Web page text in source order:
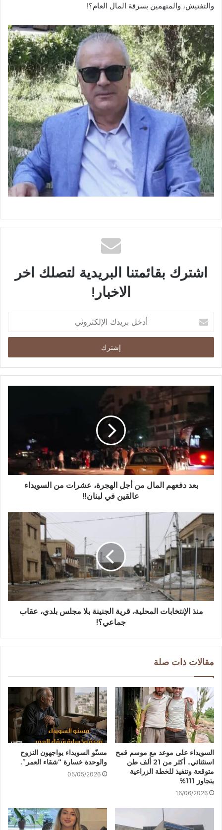
والتفتيش، والمتهمين بسرقة المال العام؟!
اشترك بقائمتنا البريدية لتصلك اخر
الاخبار!
بعد دفعهم المال من أجل الهجرة، عشرات من السويداء
عالقين في لبنان!!
منذ الإنتخابات المحلية، قرية الجنينة بلا مجلس بلدي، عقاب
جماعي؟!
مقالات ذات صلة
السويداء على موعد مع موسم قمح
استثنائي.. أكثر من 21 ألف طن
متوقعة وتنفيذ للخطة الزراعية
يتجاوز 111%
16/06/2026
مسنّو السويداء يواجهون النزوح
والوحدة خسارة “شقاء العمر”.
05/05/2026